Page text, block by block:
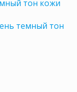
тон кожи
темный тон